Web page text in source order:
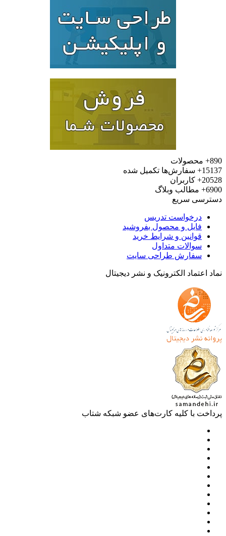
محصولات
سفارش‌ها تکمیل شده
کاربران
مطالب وبلاگ
سریع
درخواست تدریس
فایل و محصول بفروشید
قوانین و شرایط خرید
سوالات متداول
سفارش طراحی سایت
اعتماد الکترونیک و نشر دیجیتال
با کلیه کارت‌های عضو شبکه شتاب